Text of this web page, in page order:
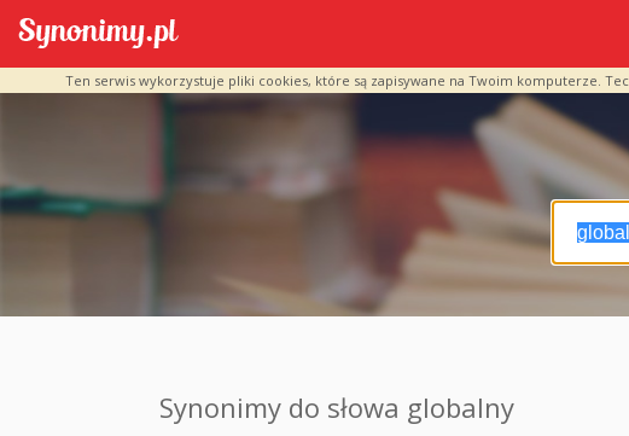
Ten serwis wykorzystuje pliki cookies, które są zapisywane na Twoim komputerze.
Synonimy do słowa globalny